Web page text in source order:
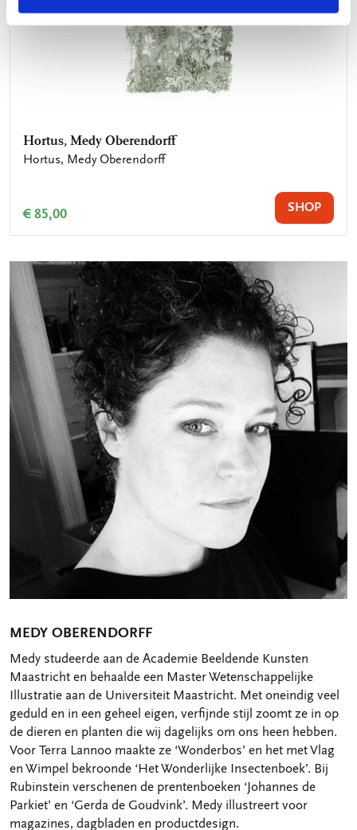
Hortus, Medy Oberendorff
Hortus, Medy Oberendorff
€ 85,00 SHOP
MEDY OBERENDORFF
Medy studeerde aan de Academie Beeldende Kunsten
Maastricht en behaalde een Master Wetenschappelijke
Illustratie aan de Universiteit Maastricht. Met oneindig veel
geduld en in een geheel eigen, verfijnde stijl zoomt ze in op
de dieren en planten die wij dagelijks om ons heen hebben.
Voor Terra Lannoo maakte ze ‘Wonderbos’ en het met Vlag
en Wimpel bekroonde ‘Het Wonderlijke Insectenboek’. Bij
Rubinstein verschenen de prentenboeken ‘Johannes de
Parkiet’ en ‘Gerda de Goudvink’. Medy illustreert voor
magazines, dagbladen en productdesign.